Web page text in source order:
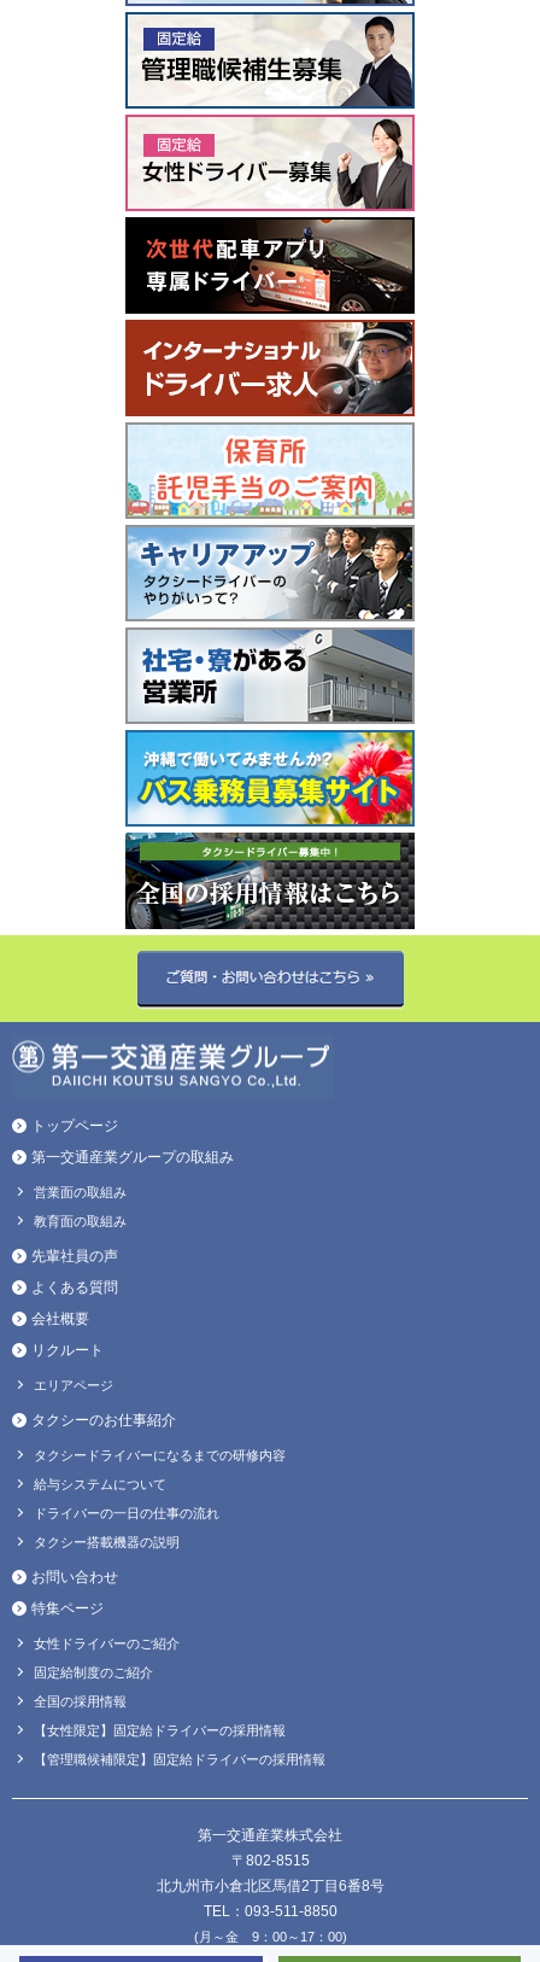
トップページ
第一交通産業グループの取組み
営業面の取組み
教育面の取組み
先輩社員の声
よくある質問
会社概要
リクルート
エリアページ
タクシーのお仕事紹介
タクシードライバーになるまでの研修内容
給与システムについて
ドライバーの一日の仕事の流れ
タクシー搭載機器の説明
お問い合わせ
特集ページ
女性ドライバーのご紹介
固定給制度のご紹介
全国の採用情報
【女性限定】固定給ドライバーの採用情報
【管理職候補限定】固定給ドライバーの採用情報
第一交通産業株式会社
〒802-8515
北九州市小倉北区馬借2丁目6番8号
TEL：093-511-8850
(月～金 9：00～17：00)